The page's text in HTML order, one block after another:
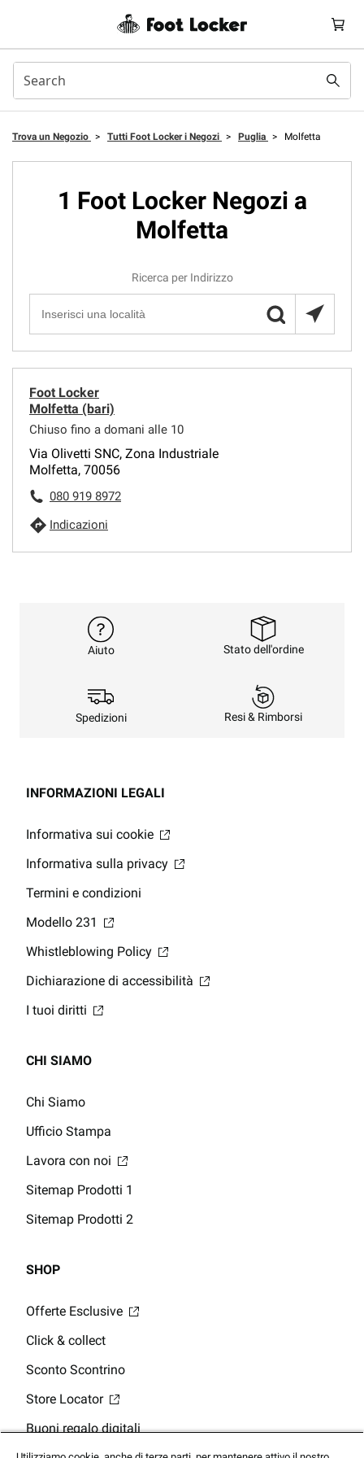
Trova un Negozio > Tutti Foot Locker i Negozi > Puglia > Molfetta
1 Foot Locker Negozi a
Molfetta
Ricerca per Indirizzo
Foot Locker
Molfetta (bari)
Chiuso fino a domani alle 10
Via Olivetti SNC, Zona Industriale
Molfetta, 70056
080 919 8972
Indicazioni
Aiuto Stato dell'ordine
Spedizioni Resi & Rimborsi
INFORMAZIONI LEGALI
Informativa sui cookie
Informativa sulla privacy
Termini e condizioni
Modello 231
Whistleblowing Policy
Dichiarazione di accessibilità
I tuoi diritti
CHI SIAMO
Chi Siamo
Ufficio Stampa
Lavora con noi
Sitemap Prodotti 1
Sitemap Prodotti 2
SHOP
Offerte Esclusive
Click & collect
Sconto Scontrino
Store Locator
Buoni regalo digitali